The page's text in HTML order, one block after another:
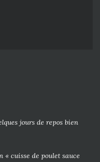
jours de repos bien
cuisse de poulet sauce